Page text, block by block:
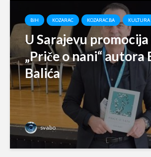
BIH KOZARAC KOZARAC.BA KULTURA
U Sarajevu
„Priče o nani“ autora
Balića
svabo